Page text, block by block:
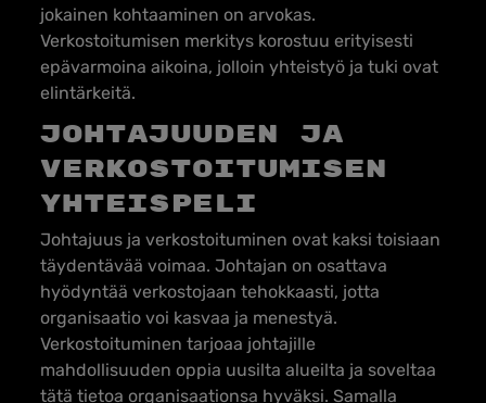
jokainen kohtaaminen on arvokas.
Verkostoitumisen merkitys korostuu erityisesti
epävarmoina aikoina, jolloin yhteistyö ja tuki ovat
elintärkeitä.
Johtajuuden ja
verkostoitumisen
yhteispeli
Johtajuus ja verkostoituminen ovat kaksi toisiaan
täydentävää voimaa. Johtajan on osattava
hyödyntää verkostojaan tehokkaasti, jotta
organisaatio voi kasvaa ja menestyä.
Verkostoituminen tarjoaa johtajille
mahdollisuuden oppia uusilta alueilta ja soveltaa
tätä tietoa organisaationsa hyväksi. Samalla